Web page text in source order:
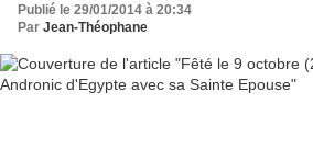
Publié le 29/01/2014 à 20:34
Par Jean-Théophane